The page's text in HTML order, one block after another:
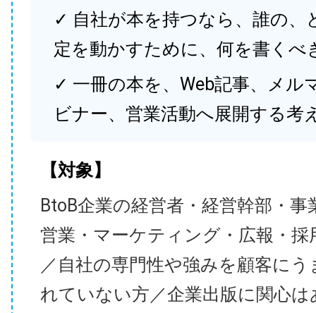
✓ 自社が本を持つなら、誰の、
定を動かすために、何を書くべ
✓ 一冊の本を、Web記事、メル
ビナー、営業活動へ展開する考
【対象】
BtoB企業の経営者・経営幹部・事
営業・マーケティング・広報・採
／自社の専門性や強みを顧客に
れていない方／企業出版に関心